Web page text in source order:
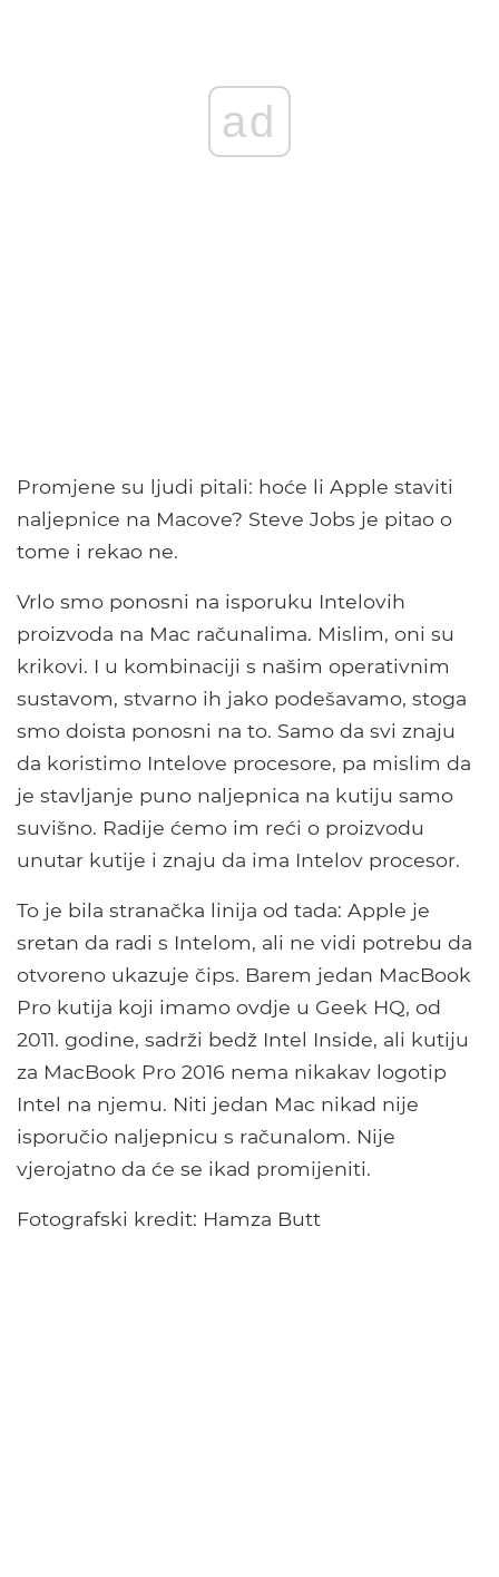
ad
Promjene su ljudi pitali: hoće li Apple staviti
naljepnice na Macove? Steve Jobs je pitao o
tome i rekao ne.
Vrlo smo ponosni na isporuku Intelovih
proizvoda na Mac računalima. Mislim, oni su
krikovi. I u kombinaciji s našim operativnim
sustavom, stvarno ih jako podešavamo, stoga
smo doista ponosni na to. Samo da svi znaju
da koristimo Intelove procesore, pa mislim da
je stavljanje puno naljepnica na kutiju samo
suvišno. Radije ćemo im reći o proizvodu
unutar kutije i znaju da ima Intelov procesor.
To je bila stranačka linija od tada: Apple je
sretan da radi s Intelom, ali ne vidi potrebu da
otvoreno ukazuje čips. Barem jedan MacBook
Pro kutija koji imamo ovdje u Geek HQ, od
2011. godine, sadrži bedž Intel Inside, ali kutiju
za MacBook Pro 2016 nema nikakav logotip
Intel na njemu. Niti jedan Mac nikad nije
isporučio naljepnicu s računalom. Nije
vjerojatno da će se ikad promijeniti.
Fotografski kredit: Hamza Butt